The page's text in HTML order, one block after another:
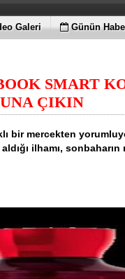
Galeri Günün
SMART
ÇIKIN
bir mercekten
ilhamı,